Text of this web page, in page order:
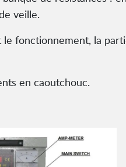
veille.
fonctionnement, la
en caoutchouc.